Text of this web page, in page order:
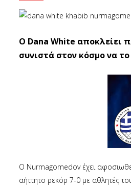
O Dana White αποκλείει
συνιστά στον κόσμο να
Ο Nurmagomedov έχει
αήττητο ρεκόρ 7-0 με αθλητές